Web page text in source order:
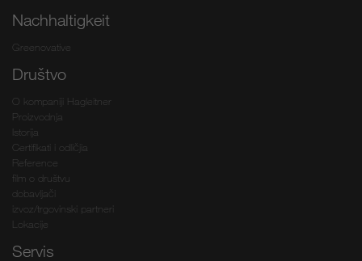
Nachhaltigkeit
Greenovative
Društvo
O kompaniji Hagleitner
Proizvodnja
Istorija
Certifikati i odličjia
Reference
film o društvu
dobavljači
izvoz/trgovinski partneri
Lokacije
Servis